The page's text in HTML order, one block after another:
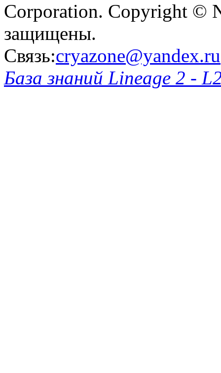
Corporation. Copyright ©
защищены.
Связь:cryazone@yandex.ru
База знаний Lineage 2 -